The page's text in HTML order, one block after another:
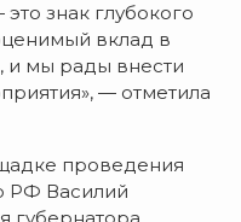
знак глубокого
вклад в
и мы рады внести
— отметила
проведения
РФ Василий